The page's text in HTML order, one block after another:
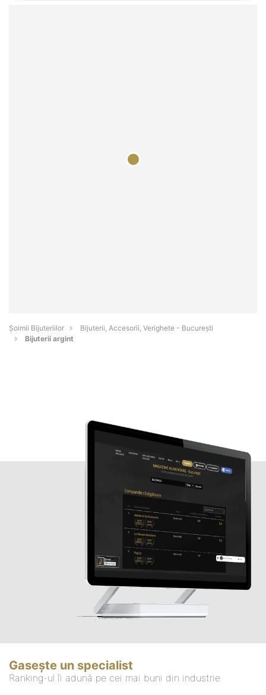
Şoimii Bijuteriilor
Bijuterii, Accesorii, Verighete - Bucureşti
Bijuterii argint
Gasește un specialist
Ranking-ul îi adună pe cei mai buni din industrie